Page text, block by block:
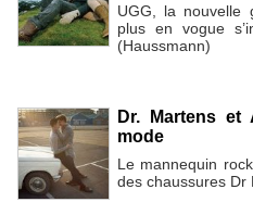
UGG, la nouvelle
plus en vogue
(Haussmann)
Dr. Martens
mode
Le mannequin
des chaussures Dr